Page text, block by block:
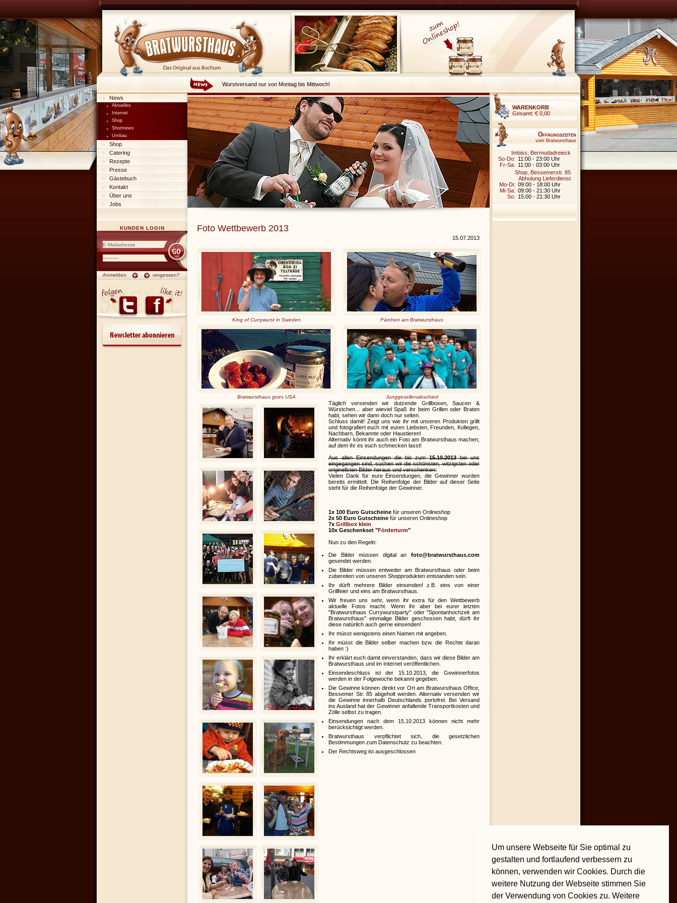
Um unsere Webseite für Sie optimal zu
gestalten und fortlaufend verbessern zu
können, verwenden wir Cookies. Durch die
weitere Nutzung der Webseite stimmen Sie
der Verwendung von Cookies zu. Weitere
Wurstversand nur von Montag bis Mittwoch!
News
Aktuelles
Internet
Shop
Shortnews
Umbau
Shop
Catering
Rezepte
Presse
Gästebuch
Kontakt
Über uns
Jobs
KUNDEN LOGIN
Anmelden vergessen?
Foto Wettbewerb 2013
15.07.2013
King of Currywurst in Sweden Pärchen am Bratwursthaus
Bratwursthaus goes USA Junggesellenabschied
Täglich versenden wir dutzende Grillboxen, Saucen &
Würstchen... aber wieviel Spaß ihr beim Grillen oder Braten
habt, sehen wir dann doch nur selten.
Schluss damit! Zeigt uns wie ihr mit unseren Produkten grillt
und fotografiert euch mit euren Liebsten, Freunden, Kollegen,
Nachbarn, Bekannte oder Haustieren!
Alternativ könnt ihr auch ein Foto am Bratwursthaus machen,
auf dem ihr es euch schmecken lasst!
Aus allen Einsendungen die bis zum15.10.2013bei uns
eingegangen sind, suchen wir die schönsten, witzigsten oder
originellsten Bilder heraus und verschenken:
Vielen Dank für eure Einsendungen, die Gewinner wurden
bereits ermittelt. Die Reihenfolge der Bilder auf dieser Seite
steht für die Reihenfolge der Gewinner.
1x 100 Euro Gutscheine für unseren Onlineshop
2x 50 Euro Gutscheine für unseren Onlineshop
7x Grillbox klein
10x Geschenkset "Förderturm"
Nun zu den Regeln:
Die Bilder müssen digital an foto@bratwursthaus.com
gesendet werden.
Die Bilder müssen entweder am Bratwursthaus oder beim
zubereiten von unseren Shopprodukten entstanden sein.
Ihr dürft mehrere Bilder einsenden! z.B. eins von einer
Grillfeier und eins am Bratwursthaus.
Wir freuen uns sehr, wenn ihr extra für den Wettbewerb
aktuelle Fotos macht. Wenn ihr aber bei eurer letzten
"Bratwursthaus Currywurstparty" oder "Spontanhochzeit am
Bratwursthaus" einmalige Bilder geschossen habt, dürft ihr
diese natürlich auch gerne einsenden!
Ihr müsst wenigstens einen Namen mit angeben.
Ihr müsst die Bilder selber machen bzw. die Rechte daran
haben :)
Ihr erklärt euch damit einverstanden, dass wir diese Bilder am
Bratwursthaus und im Internet veröffentlichen.
Einsendeschluss ist der 15.10.2013, die Gewinnerfotos
werden in der Folgewoche bekannt gegeben.
Die Gewinne können direkt vor Ort am Bratwursthaus Office,
Bessemer Str. 85 abgeholt werden. Alternativ versenden wir
die Gewinne innerhalb Deutschlands portofrei. Bei Versand
ins Ausland hat der Gewinner anfallende Transportkosten und
Zölle selbst zu tragen.
Einsendungen nach dem 15.10.2013 können nicht mehr
berücksichtigt werden.
Bratwursthaus verpflichtet sich, die gesetzlichen
Bestimmungen zum Datenschutz zu beachten.
Der Rechtsweg ist ausgeschlossen
WARENKORB
Gesamt: € 0,00
Öffnungszeiten
vom Bratwursthaus
Imbiss, Bermudadreieck
So-Do: 11:00 - 23:00 Uhr
Fr-Sa: 11:00 - 03:00 Uhr
Shop, Bessemerstr. 85
Abholung Lieferdienst
Mo-Di: 09:00 - 18:00 Uhr
Mi-Sa: 09:00 - 21:30 Uhr
So: 15:00 - 21:30 Uhr